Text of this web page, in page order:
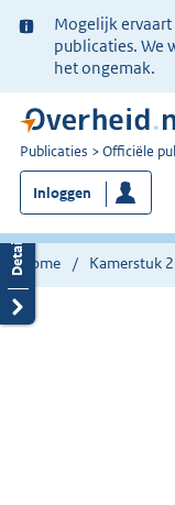
Ter
informatie:
Mogelijk
publicaties. We
het ongemak.
U
bent
nu
hier:
Publicaties Officiële
Inloggen
Home Kamerstuk